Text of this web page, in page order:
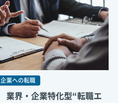
業への転職
業界・企業特化型“転職エ